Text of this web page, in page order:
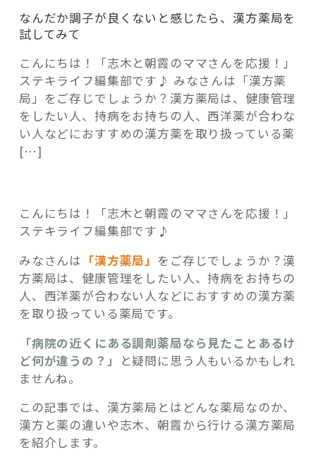
「モノ」
fleXe リノベ事例
「ひと」
これからの暮らし 住み替え相談
記事検索
なんだか調子が良くないと感じたら、漢方薬局を
試してみて
こんにちは！「志木と朝霞のママさんを応援！」
ステキライフ編集部です♪ みなさんは「漢方薬
局」をご存じでしょうか？漢方薬局は、健康管理
をしたい人、持病をお持ちの人、西洋薬が合わな
い人などにおすすめの漢方薬を取り扱っている薬
[…]
こんにちは！「志木と朝霞のママさんを応援！」
ステキライフ編集部です♪
みなさんは 「漢方薬局」 をご存じでしょうか？漢
方薬局は、健康管理をしたい人、持病をお持ちの
人、西洋薬が合わない人などにおすすめの漢方薬
を取り扱っている薬局です。
「病院の近くにある調剤薬局なら見たことあるけ
ど何が違うの？」
と疑問に思う人もいるかもしれ
ませんね。
この記事では、漢方薬局とはどんな薬局なのか、
漢方と薬の違いや志木、朝霞から行ける漢方薬局
を紹介します。